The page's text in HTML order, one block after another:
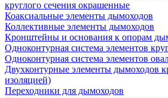
круглого сечения окрашенные
Коаксиальные элементы дымоходов
Коллективные элементы дымоходов
Кронштейны и основания к опорам
Одноконтурная система элементов
Одноконтурная система элементов
Двухконтурные элементы дымоходов
изоляцией)
Переходники для дымоходов